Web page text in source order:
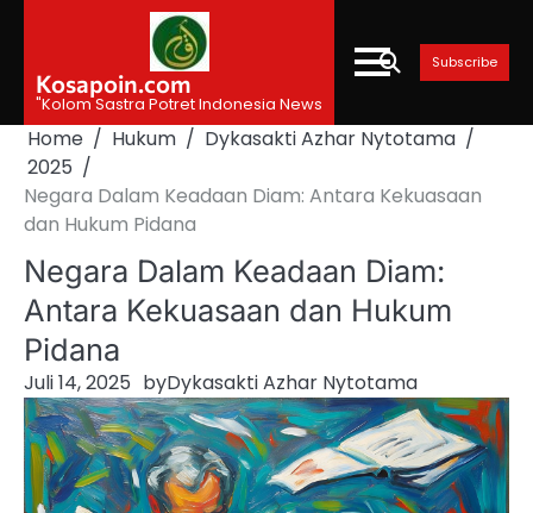
contentKosapoin.com
"Kolom Sastra Potret Indonesia News
Subscribe
Home Hukum
Dykasakti Azhar Nytotama
2025
Negara Dalam Keadaan Diam: Antara Kekuasaan
dan Hukum Pidana
Negara Dalam Keadaan Diam:
Antara Kekuasaan dan Hukum
Pidana
Juli 14, 2025 byDykasakti Azhar Nytotama